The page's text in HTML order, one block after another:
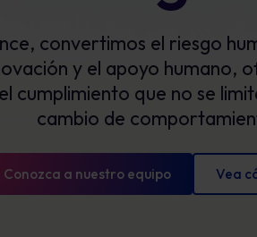
mensurable.
Definiciones de ciberseguridad
conocer
convertimos el riesgo
y el apoyo humano,
cumplimiento que no se
cambio de
Conozca a nuestro equipo Vea